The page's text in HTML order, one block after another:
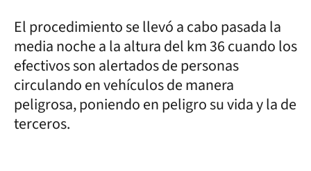
El procedimiento se llevó a cabo pasada la
media noche a la altura del km 36 cuando los
efectivos son alertados de personas
circulando en vehículos de manera
peligrosa, poniendo en peligro su vida y la de
terceros.